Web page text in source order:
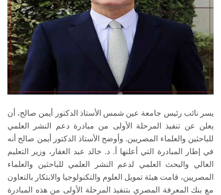
يسر نائب رئيس جامعة عين شمس الأستاذ الدكتور أيمن صالح، أن
يعلن عن تنفيذ المرحلة الأولى من مبادرة دعم النشر العلمي
للباحثين والعلماء المصريين. وأوضح الأستاذ الدكتور أيمن صالح أنه
في إطار المبادرة التي أعلنها أ. د. خالد عبد الغفار، وزير التعليم
العالي والبحث العلمي لدعم النشر العلمي للباحثين والعلماء
المصريين، قامت هيئة تمويل العلوم والتكنولوجيا والابتكار بالتعاون
مع بنك المعرفة المصري بتنفيذ المرحلة الأولى من هذه المبادرة